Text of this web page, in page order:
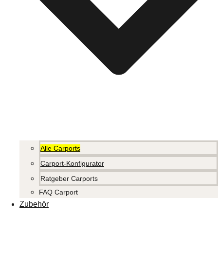
Alle Carports
Carport-Konfigurator
Ratgeber Carports
FAQ Carport
Zubehör